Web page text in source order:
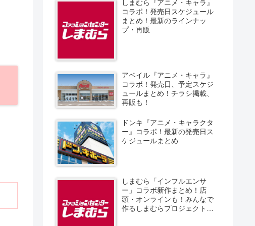
しまむら『アニメ・キャラ』
コラボ！発売日スケジュール
まとめ！最新のラインナッ
プ・再販
アベイル『アニメ・キャラ』
コラボ！発売日、予定スケジ
ュールまとめ！チラシ掲載、
再販も！
ドンキ『アニメ・キャラクタ
ー』コラボ！最新の発売日ス
ケジュールまとめ
しまむら「インフルエンサ
ー」コラボ新作まとめ！店
頭・オンラインも！みんなで
作るしまむらプロジェクト！